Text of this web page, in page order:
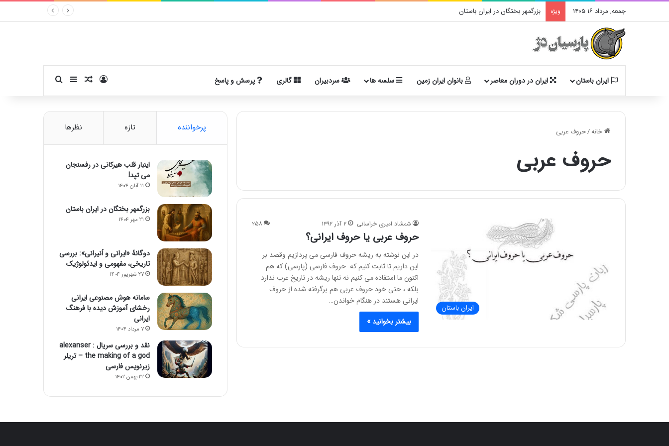
جمعه, مرداد ۱۶ ۱۴۰۵ ویژه بزرگمهر بختگان در ایران باستان
ایران باستان ایران در دوران معاصر بانوان ایران زمین سلسه ها سردبیران گالری پرسش و پاسخ ورودنوشته تصادفی
سایدبارجستجو برای
خانه/حروف عربی
حروف عربی
ایران باستان
شمشاد امیری خراسانی ۲ آذر ۱۳۹۲ ۲۵۸
حروف عربی یا حروف ایرانی؟
در این نوشته به ریشه حروف فارسی می پردازیم وقصد بر
این داریم تا ثابت کنیم که حروف فارسی (پارسی) که هم
اکنون ما استفاده می کنیم نه تنها ریشه در تاریخ عرب ندارد
بلکه ، حتی خود حروف عربی هم برگرفته شده از حروف
ایرانی هستند در هنگام خواندن…
بیشتر بخوانید »
پرخواننده تازه نظرها
اینبار قلب هیرکانی در رفسنجان
می تپد!
۱۱ آبان ۱۴۰۴
بزرگمهر بختگان در ایران باستان
۲۱ مهر ۱۴۰۴
دوگانهٔ «ایرانی و اَنیرانی»: بررسی
تاریخی، مفهومی و ایدئولوژیک
۲۷ شهریور ۱۴۰۴
سامانه هوش مصنوعی ایرانی
رخشای آموزش دیده با فرهنگ
ایرانی
۷ مرداد ۱۴۰۴
نقد و بررسی سریال alexanser :
the making of a god – تریلر
زیرنویس فارسی
۲۲ بهمن ۱۴۰۲